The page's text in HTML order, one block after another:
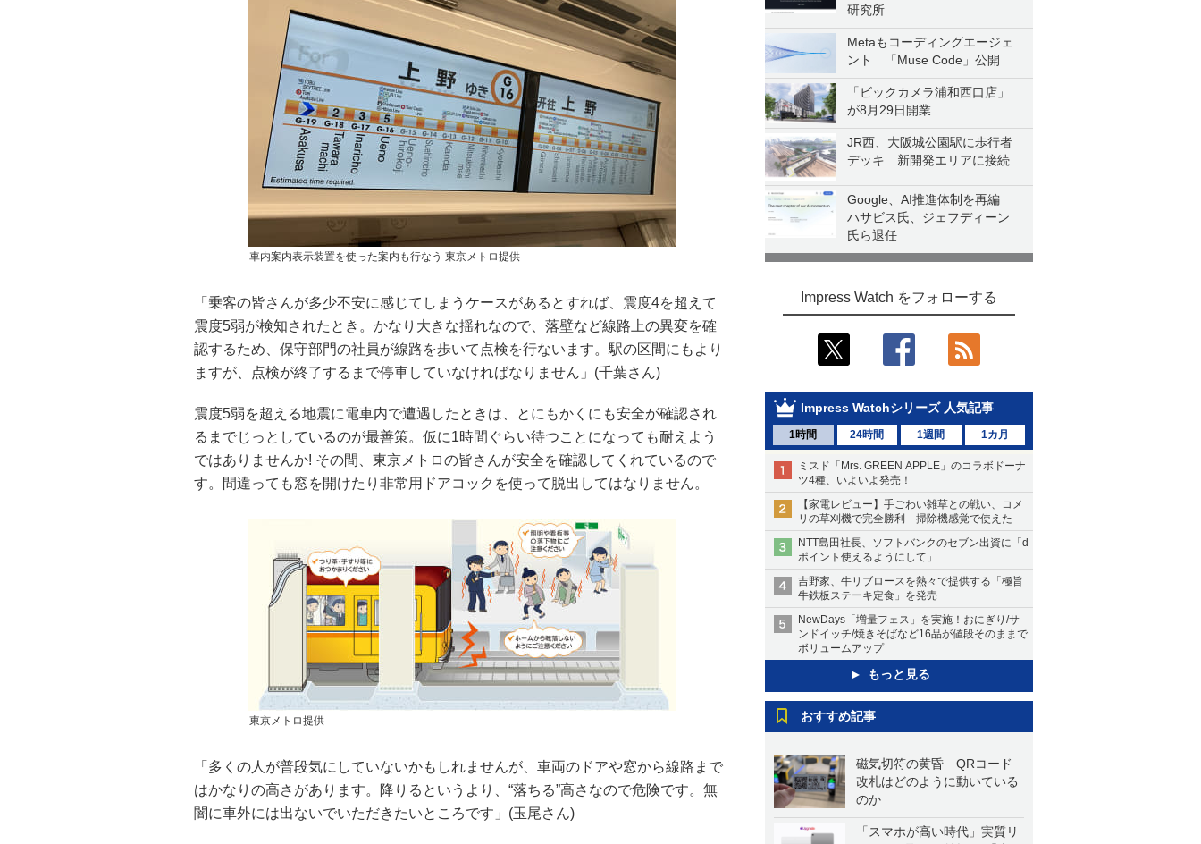
研究所
Metaもコーディングエージェ
ント 「Muse Code」公開
「ビックカメラ浦和西口店」
が8月29日開業
JR西、大阪城公園駅に歩行者
デッキ 新開発エリアに接続
Google、AI推進体制を再編
ハサビス氏、ジェフディーン
氏ら退任
Impress Watch をフォローする
Impress Watchシリーズ 人気記事
1時間 24時間 1週間 1カ月
ミスド「Mrs. GREEN APPLE」のコラボドーナ
ツ4種、いよいよ発売！
【家電レビュー】手ごわい雑草との戦い、コメ
リの草刈機で完全勝利 掃除機感覚で使えた
NTT島田社長、ソフトバンクのセブン出資に「d
ポイント使えるようにして」
吉野家、牛リブロースを熱々で提供する「極旨
牛鉄板ステーキ定食」を発売
NewDays「増量フェス」を実施！おにぎり/サ
ンドイッチ/焼きそばなど16品が値段そのままで
ボリュームアップ
もっと見る
おすすめ記事
磁気切符の黄昏 QRコード
改札はどのように動いている
のか
「スマホが高い時代」実質リ
車内案内表示装置を使った案内も行なう 東京メトロ提供
「乗客の皆さんが多少不安に感じてしまうケースがあるとすれば、震度4を超えて
震度5弱が検知されたとき。かなり大きな揺れなので、落壁など線路上の異変を確
認するため、保守部門の社員が線路を歩いて点検を行ないます。駅の区間にもより
ますが、点検が終了するまで停車していなければなりません」(千葉さん)
震度5弱を超える地震に電車内で遭遇したときは、とにもかくにも安全が確認され
るまでじっとしているのが最善策。仮に1時間ぐらい待つことになっても耐えよう
ではありませんか! その間、東京メトロの皆さんが安全を確認してくれているので
す。間違っても窓を開けたり非常用ドアコックを使って脱出してはなりません。
東京メトロ提供
「多くの人が普段気にしていないかもしれませんが、車両のドアや窓から線路まで
はかなりの高さがあります。降りるというより、“落ちる”高さなので危険です。無
闇に車外には出ないでいただきたいところです」(玉尾さん)